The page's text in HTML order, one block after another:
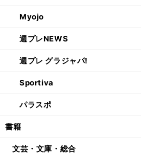
Myojo
週プレNEWS
週プレ グラジャパ!
Sportiva
パラスポ
書籍
文芸・文庫・総合